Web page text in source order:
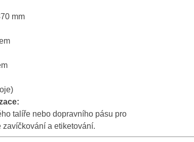
mm
talíře nebo dopravního pásu pro
a etiketování.